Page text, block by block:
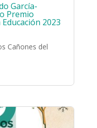
García-
Premio
2023
Cañones del